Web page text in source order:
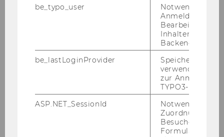
be_typo_user
Notwendig für
Anmeldung und
Bearbeitung von
Inhalten im
Backend.
be_lastLoginProvider
Speichert die
verwendete
zur Anmeldung
TYPO3-Backend.
ASP.NET_SessionId
Notwendig, um
Zuordnung von
Besucher zu